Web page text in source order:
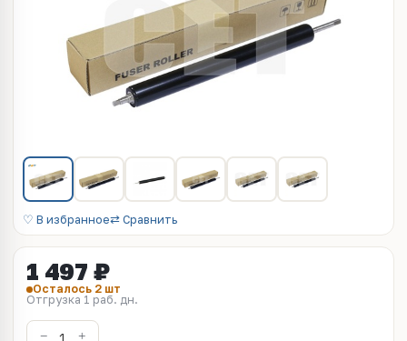
♡ В избранное⇄ Сравнить
1 497 ₽
Осталось 2 шт
Отгрузка 1 раб. дн.